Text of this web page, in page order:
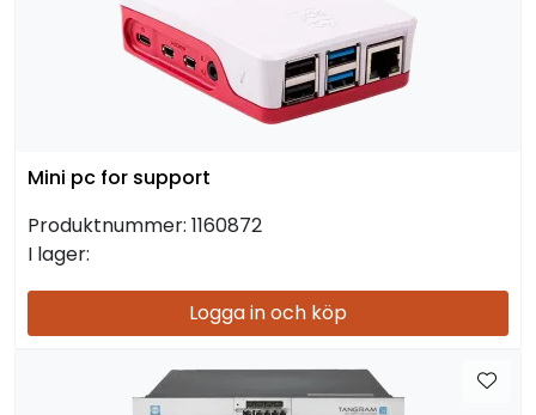
Mini pc for support
Produktnummer: 1160872
I lager:
Logga in och köp